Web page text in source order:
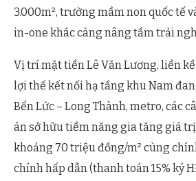
3.000m², trường mầm non quốc tế
in-one khác càng nâng tầm trải
Vị trí mặt tiền Lê Văn Lương, liền
lợi thế kết nối hạ tầng khu Nam
Bến Lức – Long Thành, metro, các
án sở hữu tiềm năng gia tăng giá
khoảng 70 triệu đồng/m² cùng
chính hấp dẫn (thanh toán 15% ký